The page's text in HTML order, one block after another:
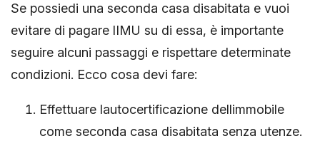
Se possiedi una seconda casa disabitata e vuoi
evitare di pagare lIMU su di essa, è importante
seguire alcuni passaggi e rispettare determinate
condizioni. Ecco cosa devi fare:
Effettuare lautocertificazione dellimmobile
come seconda casa disabitata senza utenze.